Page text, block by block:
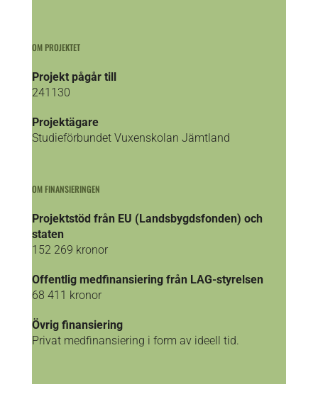
OM PROJEKTET
Projekt pågår till
241130
Projektägare
Studieförbundet Vuxenskolan Jämtland
OM FINANSIERINGEN
Projektstöd från EU (Landsbygdsfonden) och
staten
152 269 kronor
Offentlig medfinansiering från LAG-styrelsen
68 411 kronor
Övrig finansiering
Privat medfinansiering i form av ideell tid.